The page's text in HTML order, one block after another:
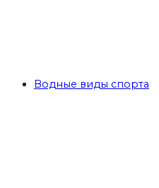
Водные виды спорта